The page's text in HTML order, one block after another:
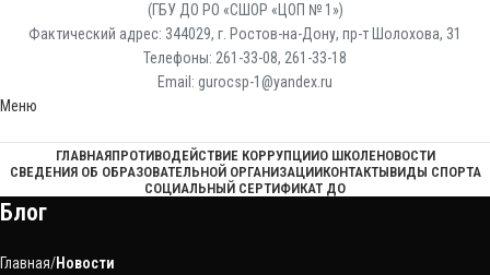
(ГБУ ДО РО «СШОР «ЦОП № 1»)
Фактический адрес: 344029, г. Ростов-на-Дону, пр-т Шолохова, 31
Телефоны: 261-33-08, 261-33-18
Email: gurocsp-1@yandex.ru
Меню
ГЛАВНАЯПРОТИВОДЕЙСТВИЕ КОРРУПЦИИО ШКОЛЕНОВОСТИ
СВЕДЕНИЯ ОБ ОБРАЗОВАТЕЛЬНОЙ ОРГАНИЗАЦИИКОНТАКТЫВИДЫ СПОРТА
СОЦИАЛЬНЫЙ СЕРТИФИКАТ ДО
Блог
Главная Новости